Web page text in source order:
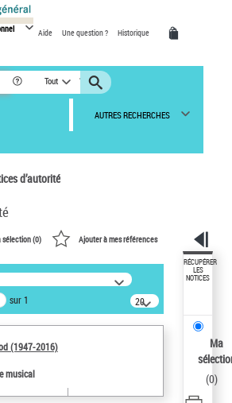
Aide Une question ? Historique
Tout
AUTRES RECHERCHES
d’autorité
dans les
:
(1947-2016)
recherche
sélection (0) Ajouter à mes références
sur 1
20
résultats/page
(1947-2016)
musical
RÉCUPÉRER
LES
NOTICES
Ma
(0)